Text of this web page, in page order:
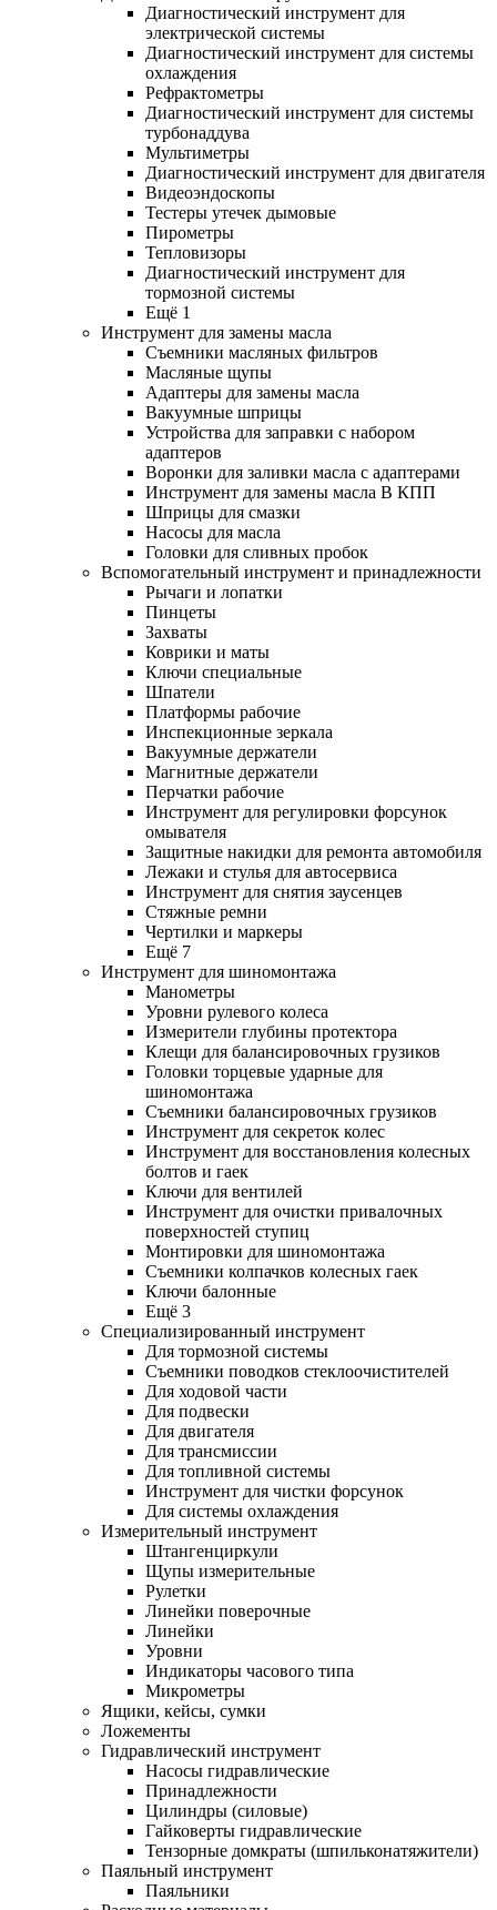
Диагностический инструмент для
электрической системы
Диагностический инструмент для системы
охлаждения
Рефрактометры
Диагностический инструмент для системы
турбонаддува
Мультиметры
Диагностический инструмент для двигателя
Видеоэндоскопы
Тестеры утечек дымовые
Пирометры
Тепловизоры
Диагностический инструмент для
тормозной системы
Ещё 1
Инструмент для замены масла
Съемники масляных фильтров
Масляные щупы
Адаптеры для замены масла
Вакуумные шприцы
Устройства для заправки с набором
адаптеров
Воронки для заливки масла с адаптерами
Инструмент для замены масла В КПП
Шприцы для смазки
Насосы для масла
Головки для сливных пробок
Вспомогательный инструмент и принадлежности
Рычаги и лопатки
Пинцеты
Захваты
Коврики и маты
Ключи специальные
Шпатели
Платформы рабочие
Инспекционные зеркала
Вакуумные держатели
Магнитные держатели
Перчатки рабочие
Инструмент для регулировки форсунок
омывателя
Защитные накидки для ремонта автомобиля
Лежаки и стулья для автосервиса
Инструмент для снятия заусенцев
Стяжные ремни
Чертилки и маркеры
Ещё 7
Инструмент для шиномонтажа
Манометры
Уровни рулевого колеса
Измерители глубины протектора
Клещи для балансировочных грузиков
Головки торцевые ударные для
шиномонтажа
Съемники балансировочных грузиков
Инструмент для секреток колес
Инструмент для восстановления колесных
болтов и гаек
Ключи для вентилей
Инструмент для очистки привалочных
поверхностей ступиц
Монтировки для шиномонтажа
Съемники колпачков колесных гаек
Ключи балонные
Ещё 3
Специализированный инструмент
Для тормозной системы
Съемники поводков стеклоочистителей
Для ходовой части
Для подвески
Для двигателя
Для трансмиссии
Для топливной системы
Инструмент для чистки форсунок
Для системы охлаждения
Измерительный инструмент
Штангенциркули
Щупы измерительные
Рулетки
Линейки поверочные
Линейки
Уровни
Индикаторы часового типа
Микрометры
Ящики, кейсы, сумки
Ложементы
Гидравлический инструмент
Насосы гидравлические
Принадлежности
Цилиндры (силовые)
Гайковерты гидравлические
Тензорные домкраты (шпильконатяжители)
Паяльный инструмент
Паяльники